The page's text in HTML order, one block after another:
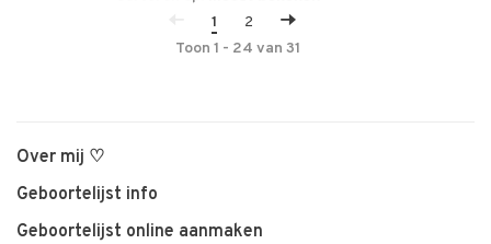
1
2
Toon 1 - 24 van 31
Over mij ♡
Geboortelijst info
Geboortelijst online aanmaken